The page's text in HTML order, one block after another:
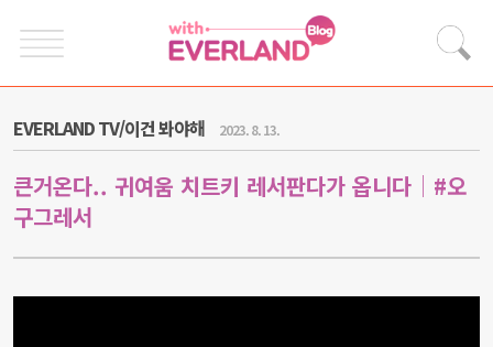
EVERLAND TV/이건 봐야해 2023. 8. 13.
큰거온다.. 귀여움 치트키 레서판다가 옵니다│#오
구그레서